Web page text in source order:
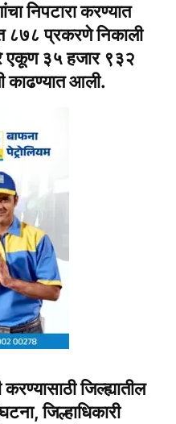
निपटारा करण्यात
८७८ प्रकरणे निकाली
एकूण ३५ हजार ९३२
काढण्यात आली.
जिल्ह्यातील
जिल्हाधिकारी